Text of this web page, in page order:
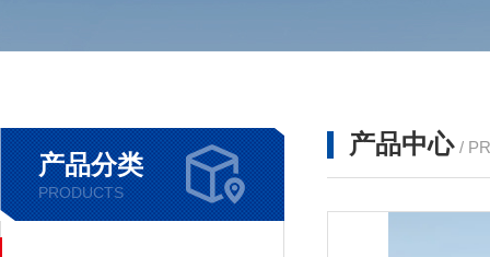
产品分类
PRODUCTS
产品中心 /